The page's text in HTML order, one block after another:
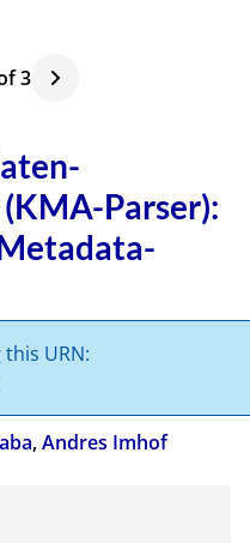
3
Parser):
URN:
,Andres Imhof